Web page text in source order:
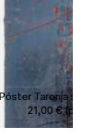
1978
€)